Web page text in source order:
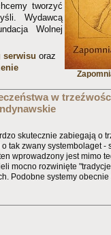
tworzyć
Wydawcą
Wolnej
serwisu oraz
w
skutecznie zabiegają o
tak zwany systembolaget -
wprowadzony jest mimo
mocno rozwinięte
Podobne systemy